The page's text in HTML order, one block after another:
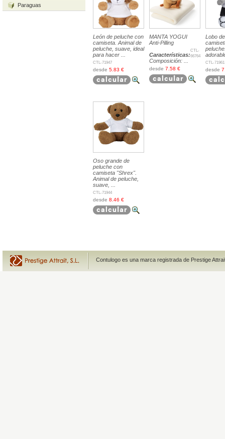
Paraguas
León de peluche con
camiseta. Animal de
peluche, suave, ideal
para hacer ...
CTL-71947
desde 5.83 €
MANTA YOGUI
Anti-Pilling
Características:
Composición: ...
CTL-
66764
desde 7.58 €
Lobo
CTL-71961
desde
Oso grande de
peluche con
camiseta "Shrex".
Animal de peluche,
suave, ...
CTL-71944
desde 8.46 €
Contulogo es una marca registrada de Prestige